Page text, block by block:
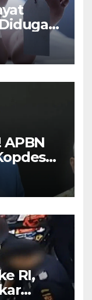
Konter
APBN
Rp 40
RI,